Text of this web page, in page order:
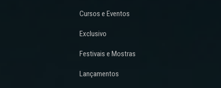
Cursos e Eventos
Exclusivo
Festivais e Mostras
Lançamentos